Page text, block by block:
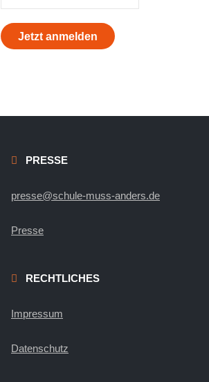
PRESSE
presse@schule-muss-anders.de
Presse
RECHTLICHES
Impressum
Datenschutz